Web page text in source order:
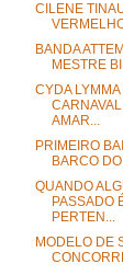
CILENE
BANDA
MESTRE
CYDA
AMAR...
PRIMEIRO
BARCO
QUANDO
PASSADO
PERTEN...
MODELO DE